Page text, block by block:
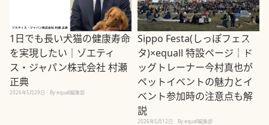
1日でも長い犬猫の健康寿命
を実現したい｜ゾエティ
ス・ジャパン株式会社 村瀬
正典
2026年5月29日 By equall編集部
Sippo Festa(しっぽフェス
タ)×equall 特設ページ｜ド
ッグトレーナー今村真也が
ペットイベントの魅力とイ
ベント参加時の注意点も解
説
2026年5月12日 By equall編集部